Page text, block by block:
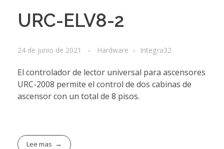
URC-ELV8-2
24 de junio de 2021 Hardware Integra32
El controlador de lector universal para ascensores
URC-2008 permite el control de dos cabinas de
ascensor con un total de 8 pisos.
Lee mas